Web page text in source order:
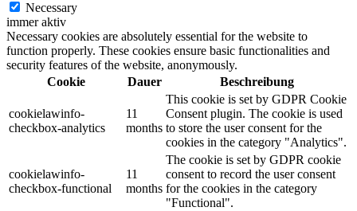
Necessary
immer aktiv
Necessary cookies are absolutely essential for the website to
function properly. These cookies ensure basic functionalities and
security features of the website, anonymously.
Cookie
Dauer Beschreibung
cookielawinfo-
checkbox-analytics
11
months
This cookie is set by GDPR Cookie
Consent plugin. The cookie is used
to store the user consent for the
cookies in the category "Analytics".
cookielawinfo-
checkbox-functional
11
months
The cookie is set by GDPR cookie
consent to record the user consent
for the cookies in the category
"Functional".